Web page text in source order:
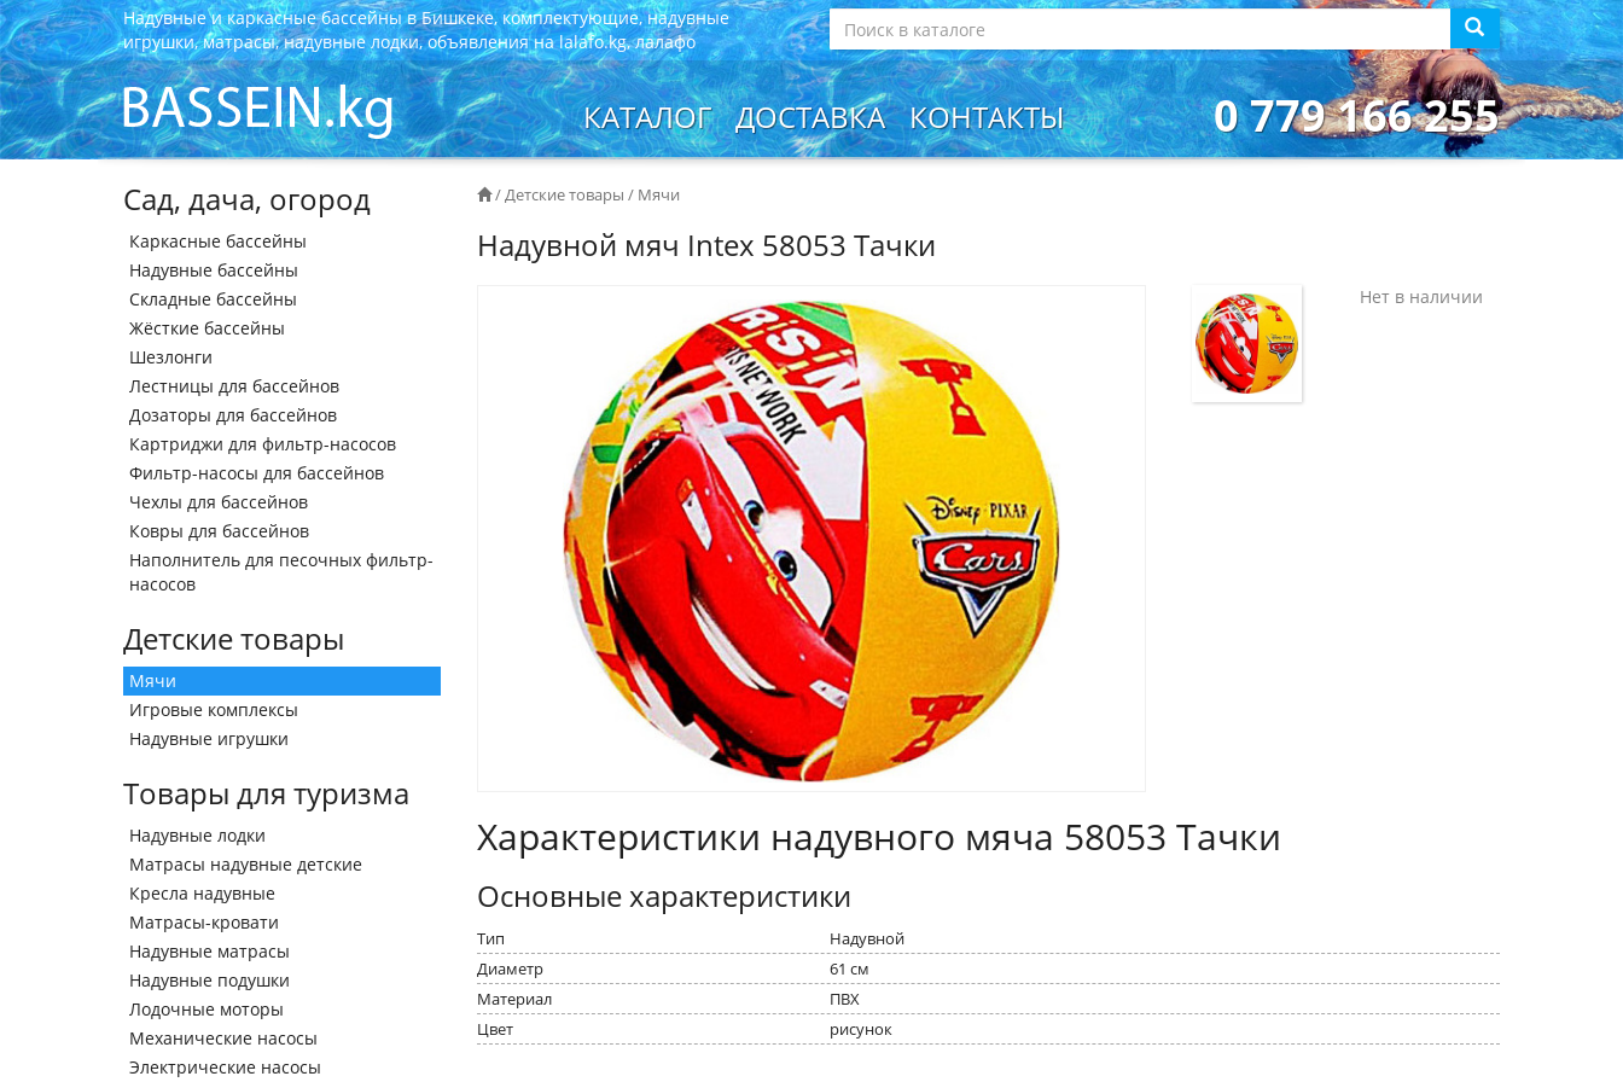
Надувные и каркасные бассейны в Бишкеке, комплектующие, надувные
игрушки, матрасы, надувные лодки, объявления на lalafo.kg, лалафо
КАТАЛОГ ДОСТАВКА КОНТАКТЫ 0 779 166 255
Сад, дача, огород
Каркасные бассейны
Надувные бассейны
Складные бассейны
Жёсткие бассейны
Шезлонги
Лестницы для бассейнов
Дозаторы для бассейнов
Картриджи для фильтр-насосов
Фильтр-насосы для бассейнов
Чехлы для бассейнов
Ковры для бассейнов
Наполнитель для песочных фильтр-
насосов
Детские товары
Мячи
Игровые комплексы
Надувные игрушки
Товары для туризма
Надувные лодки
Матрасы надувные детские
Кресла надувные
Матрасы-кровати
Надувные матрасы
Надувные подушки
Лодочные моторы
Механические насосы
Электрические насосы
/Детские товары / Мячи
Надувной мяч Intex 58053 Тачки
Нет в наличии
Характеристики надувного мяча 58053 Тачки
Основные характеристики
Тип
Надувной
Диаметр
61 см
Материал
ПВХ
Цвет
рисунок